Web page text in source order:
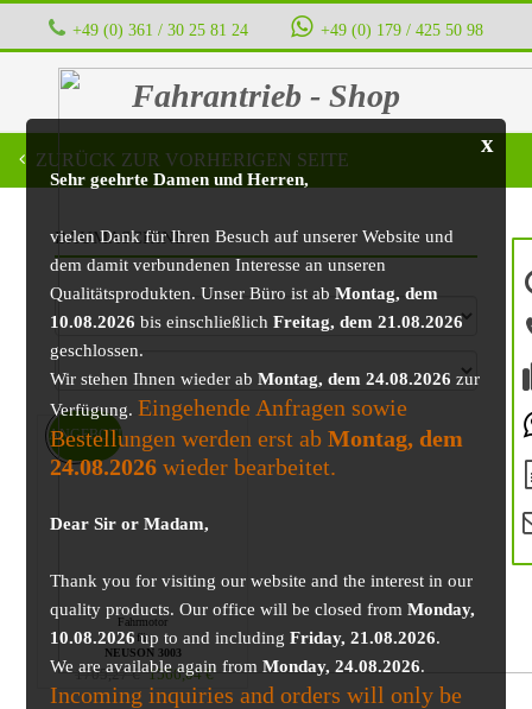
+49 (0) 361 / 30 25 81 24 ‭ ‭ ‭ ‭ +49 (0) 179 / 425 50 98
Fahrantrieb - Shop
x
Sehr geehrte Damen und Herren,
vielen Dank für Ihren Besuch auf unserer Website und
dem damit verbundenen Interesse an unseren
Qualitätsprodukten. Unser Büro ist abMontag, dem
10.08.2026 bis einschließlichFreitag, dem 21.08.2026
geschlossen.
Wir stehen Ihnen wieder abMontag, dem 24.08.2026 zur
Verfügung. Eingehende Anfragen sowie
Bestellungen werden erst abMontag, dem
24.08.2026 wieder bearbeitet.
Dear Sir or Madam,
Thank you for visiting our website and the interest in our
quality products. Our office will be closed fromMonday,
10.08.2026up to and includingFriday, 21.08.2026.
We are available again fromMonday, 24.08.2026.
Incoming inquiries and orders will only be
ZURÜCK ZUR VORHERIGEN SEITE
BAUMASCHINE
Fahrmotor
für
NEUSON 3003
1705,27€ 1566,04€
ANGEBOT!